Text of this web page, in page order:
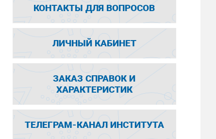
КОНТАКТЫ ДЛЯ ВОПРОСОВ
ЛИЧНЫЙ КАБИНЕТ
ЗАКАЗ СПРАВОК И
ХАРАКТЕРИСТИК
ТЕЛЕГРАМ-КАНАЛ ИНСТИТУТА